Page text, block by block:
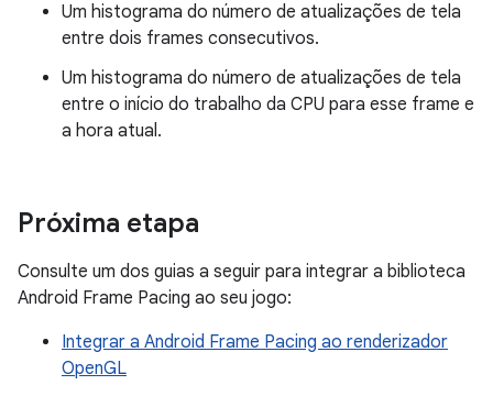
Um histograma do número de atualizações de tela
entre dois frames consecutivos.
Um histograma do número de atualizações de tela
entre o início do trabalho da CPU para esse frame e
a hora atual.
Próxima etapa
Consulte um dos guias a seguir para integrar a biblioteca
Android Frame Pacing ao seu jogo:
Integrar a Android Frame Pacing ao renderizador
OpenGL